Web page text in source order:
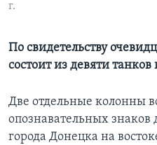
г.
По свидетельству
состоит из девяти
Две отдельные колонны
опознавательных знаков
города Донецка на